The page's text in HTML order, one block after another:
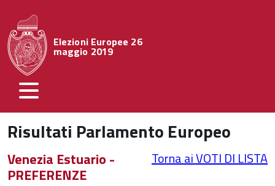
Elezioni Europee 26
maggio 2019
Risultati Parlamento Europeo
Venezia Estuario -
PREFERENZE
Torna ai VOTI DI LISTA